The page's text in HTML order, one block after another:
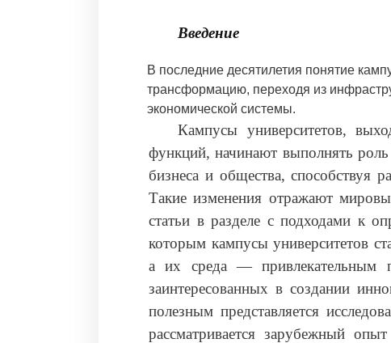
Введение
В последние десятилетия понятие
трансформацию, переходя из
экономической системы.
Кампусы университетов,
функций, начинают выполнять роль
бизнеса и общества, способствуя
Такие изменения отражают
статьи в разделе с подходами к
которым кампусы университетов
а их среда — привлекательным
заинтересованных в создании
полезным представляется
рассматривается зарубежный